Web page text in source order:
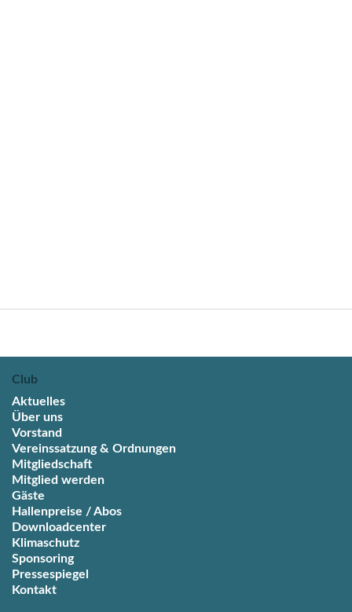
Club
Aktuelles
Über uns
Vorstand
Vereinssatzung & Ordnungen
Mitgliedschaft
Mitglied werden
Gäste
Hallenpreise / Abos
Downloadcenter
Klimaschutz
Sponsoring
Pressespiegel
Kontakt